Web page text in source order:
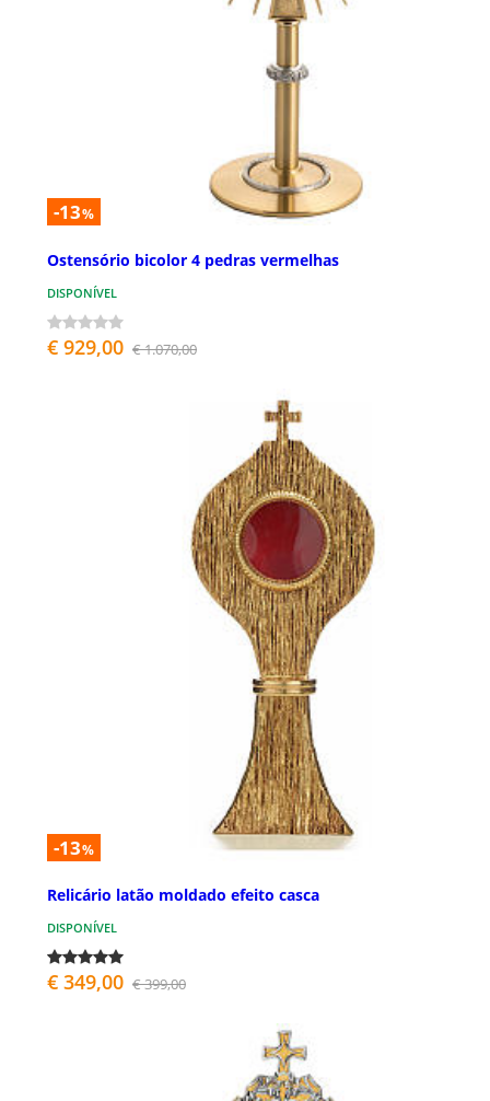
-13%
Ostensório bicolor 4 pedras vermelhas
DISPONÍVEL
€ 929,00 € 1.070,00
-13%
Relicário latão moldado efeito casca
DISPONÍVEL
€ 349,00 € 399,00